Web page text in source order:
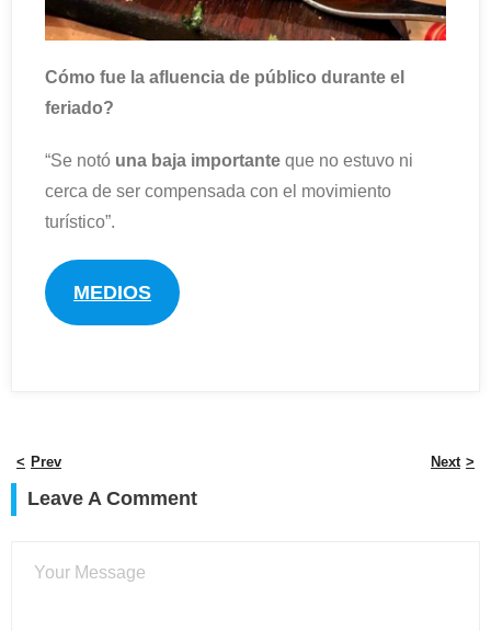
Cómo fue la afluencia de público durante el
feriado?
“Se notó una baja importante que no estuvo ni
cerca de ser compensada con el movimiento
turístico”.
MEDIOS
Prev Next
Leave A Comment